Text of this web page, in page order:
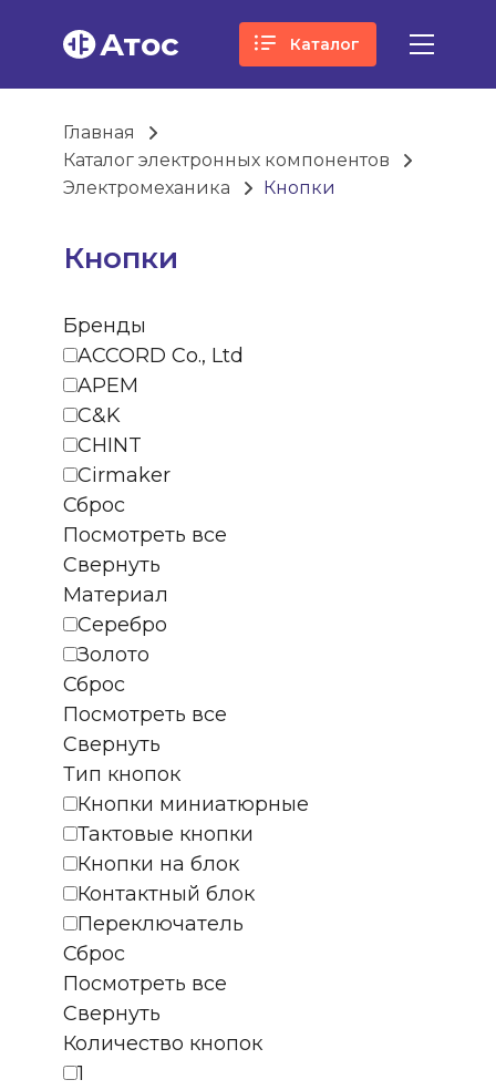
Атос Каталог
Главная
Каталог электронных компонентов
Электромеханика
Кнопки
Кнопки
Бренды
ACCORD Co., Ltd
APEM
C&K
CHINT
Cirmaker
Сброс
Посмотреть все
Свернуть
Материал
Серебро
Золото
Сброс
Посмотреть все
Свернуть
Тип кнопок
Кнопки миниатюрные
Тактовые кнопки
Кнопки на блок
Контактный блок
Переключатель
Сброс
Посмотреть все
Свернуть
Количество кнопок
1